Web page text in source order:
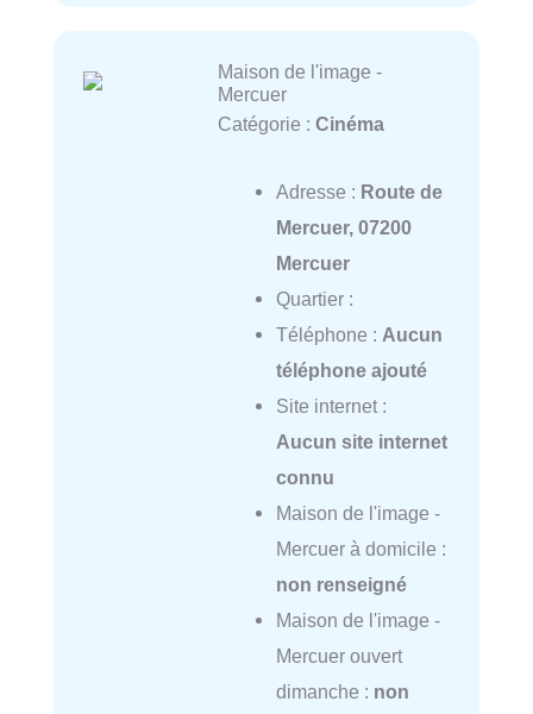
Maison de l'image -
Mercuer
Catégorie : Cinéma
Adresse : Route de
Mercuer, 07200
Mercuer
Quartier :
Téléphone : Aucun
téléphone ajouté
Site internet :
Aucun site internet
connu
Maison de l'image -
Mercuer à domicile :
non renseigné
Maison de l'image -
Mercuer ouvert
dimanche : non